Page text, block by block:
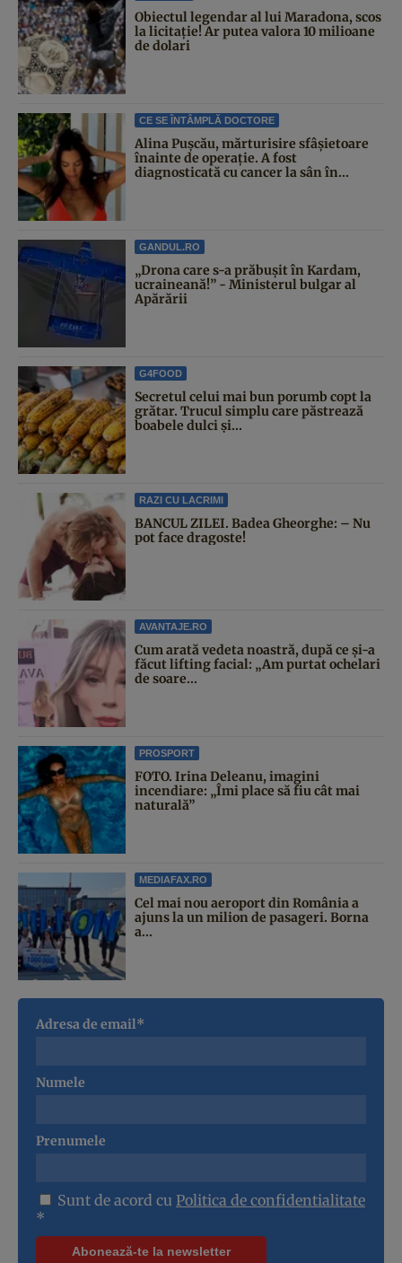
Obiectul legendar al lui Maradona, scos
la licitație! Ar putea valora 10 milioane
de dolari
CE SE ÎNTÂMPLĂ DOCTORE
Alina Pușcău, mărturisire sfâșietoare
înainte de operație. A fost
diagnosticată cu cancer la sân în...
GANDUL.RO
„Drona care s-a prăbușit în Kardam,
ucraineană!” - Ministerul bulgar al
Apărării
G4FOOD
Secretul celui mai bun porumb copt la
grătar. Trucul simplu care păstrează
boabele dulci și...
RAZI CU LACRIMI
BANCUL ZILEI. Badea Gheorghe: – Nu
pot face dragoste!
AVANTAJE.RO
Cum arată vedeta noastră, după ce și-a
făcut lifting facial: „Am purtat ochelari
de soare...
PROSPORT
FOTO. Irina Deleanu, imagini
incendiare: „Îmi place să fiu cât mai
naturală”
MEDIAFAX.RO
Cel mai nou aeroport din România a
ajuns la un milion de pasageri. Borna
a...
Adresa de email*
Numele
Prenumele
Sunt de acord cu Politica de confidentialitate
*